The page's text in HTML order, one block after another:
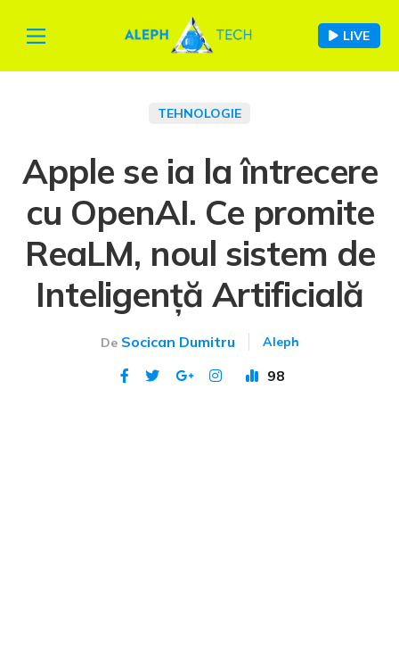
LIVE
TEHNOLOGIE
Apple se ia la întrecere
cu OpenAI. Ce promite
ReaLM, noul sistem de
Inteligență Artificială
De Socican Dumitru Aleph
98